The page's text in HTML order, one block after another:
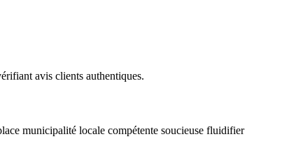
avis clients authentiques.
municipalité locale compétente soucieuse fluidifier